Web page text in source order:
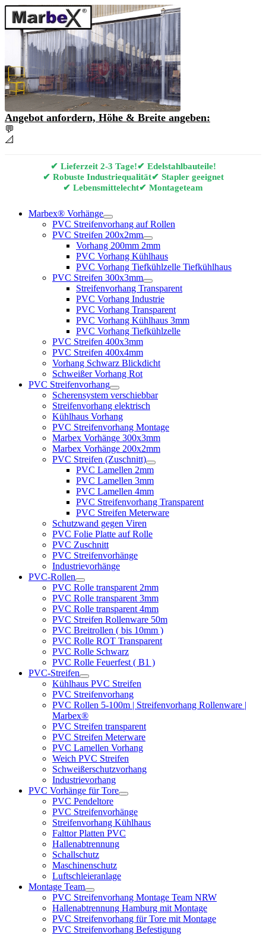
Angebot anfordern, Höhe & Breite angeben:
💬
📐
✔ Lieferzeit 2-3 Tage!✔ Edelstahlbauteile!
✔ Robuste Industriequalität✔ Stapler geeignet
✔ Lebensmittelecht✔ Montageteam
Marbex® Vorhänge
PVC Streifenvorhang auf Rollen
PVC Streifen 200x2mm
Vorhang 200mm 2mm
PVC Vorhang Kühlhaus
PVC Vorhang Tiefkühlzelle Tiefkühlhaus
PVC Streifen 300x3mm
Streifenvorhang Transparent
PVC Vorhang Industrie
PVC Vorhang Transparent
PVC Vorhang Kühlhaus 3mm
PVC Vorhang Tiefkühlzelle
PVC Streifen 400x3mm
PVC Streifen 400x4mm
Vorhang Schwarz Blickdicht
Schweißer Vorhang Rot
PVC Streifenvorhang
Scherensystem verschiebbar
Streifenvorhang elektrisch
Kühlhaus Vorhang
PVC Streifenvorhang Montage
Marbex Vorhänge 300x3mm
Marbex Vorhänge 200x2mm
PVC Streifen (Zuschnitt)
PVC Lamellen 2mm
PVC Lamellen 3mm
PVC Lamellen 4mm
PVC Streifenvorhang Transparent
PVC Streifen Meterware
Schutzwand gegen Viren
PVC Folie Platte auf Rolle
PVC Zuschnitt
PVC Streifenvorhänge
Industrievorhänge
PVC-Rollen
PVC Rolle transparent 2mm
PVC Rolle transparent 3mm
PVC Rolle transparent 4mm
PVC Streifen Rollenware 50m
PVC Breitrollen ( bis 10mm )
PVC Rolle ROT Transparent
PVC Rolle Schwarz
PVC Rolle Feuerfest ( B1 )
PVC-Streifen
Kühlhaus PVC Streifen
PVC Streifenvorhang
PVC Rollen 5-100m | Streifenvorhang Rollenware |
Marbex®
PVC Streifen transparent
PVC Streifen Meterware
PVC Lamellen Vorhang
Weich PVC Streifen
Schweißerschutzvorhang
Industrievorhang
PVC Vorhänge für Tore
PVC Pendeltore
PVC Streifenvorhänge
Streifenvorhang Kühlhaus
Falttor Platten PVC
Hallenabtrennung
Schallschutz
Maschinenschutz
Luftschleieranlage
Montage Team
PVC Streifenvorhang Montage Team NRW
Hallenabtrennung Hamburg mit Montage
PVC Streifenvorhang für Tore mit Montage
PVC Streifenvorhang Befestigung